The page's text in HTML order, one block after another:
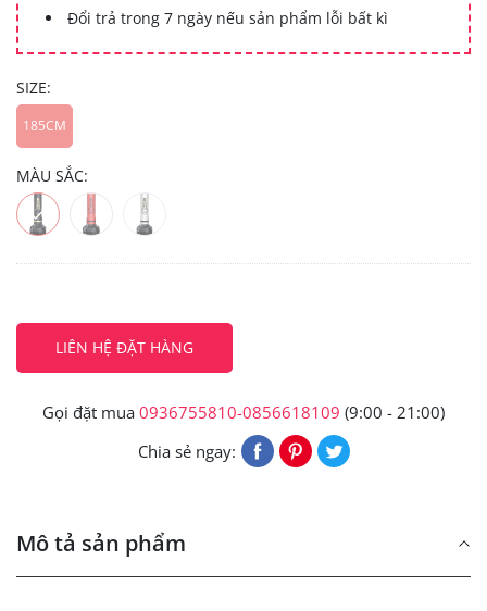
Đổi trả trong 7 ngày nếu sản phẩm lỗi bất kì
SIZE:
185CM
MÀU SẮC:
LIÊN HỆ ĐẶT HÀNG
Gọi đặt mua 0936755810-0856618109 (9:00 - 21:00)
Chia sẻ ngay:
Mô tả sản phẩm